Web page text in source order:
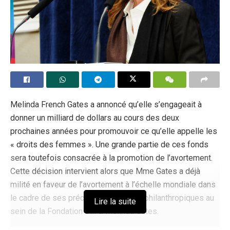
acceptés mais encouragés.
Tags: Elon Musk Pornography
Melinda French Gates a annoncé qu’elle s’engageait à
donner un milliard de dollars au cours des deux
prochaines années pour promouvoir ce qu’elle appelle les
« droits des femmes ». Une grande partie de ces fonds
sera toutefois consacrée à la promotion de l’avortement.
Cette décision intervient alors que Mme Gates a déjà
milité en faveur de l’avortement à l’échelle mondiale dans
le cadre de ses précédentes actions philanthropiques au
sein de la Fondation Bill & Melinda Gates.
Lire la suite